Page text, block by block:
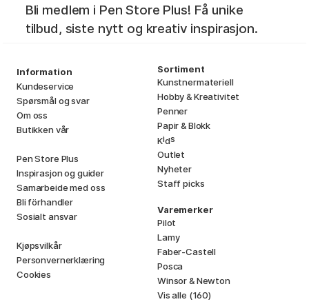
Bli medlem i Pen Store Plus! Få unike
tilbud, siste nytt og kreativ inspirasjon.
Information
Kundeservice
Spørsmål og svar
Om oss
Butikken vår
Pen Store Plus
Inspirasjon og guider
Samarbeide med oss
Bli förhandler
Sosialt ansvar
Kjøpsvilkår
Personvernerklæring
Cookies
Sortiment
Kunstnermateriell
Hobby & Kreativitet
Penner
Papir & Blokk
Kids
Outlet
Nyheter
Staff picks
Varemerker
Pilot
Lamy
Faber-Castell
Posca
Winsor & Newton
Vis alle (160)